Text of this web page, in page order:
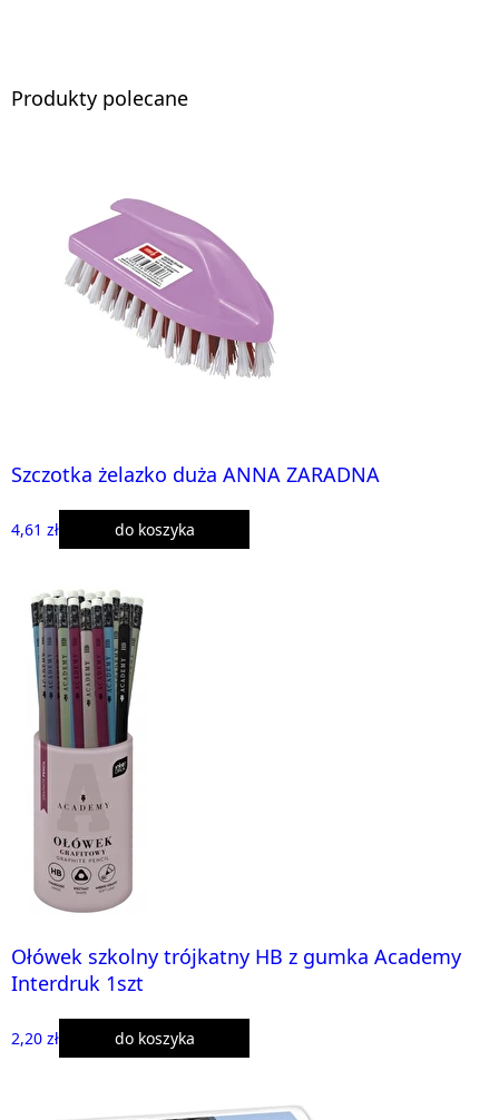
Produkty polecane
Szczotka żelazko duża ANNA ZARADNA
4,61 zł do koszyka
Ołówek szkolny trójkatny HB z gumka Academy
Interdruk 1szt
2,20 zł do koszyka